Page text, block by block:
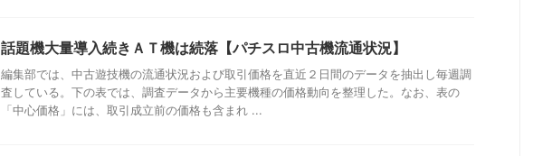
話題機大量導入続きＡＴ機は続落【パチスロ中古機流通状況】
編集部では、中古遊技機の流通状況および取引価格を直近２日間のデータを抽出し毎週調
査している。下の表では、調査データから主要機種の価格動向を整理した。なお、表の
「中心価格」には、取引成立前の価格も含まれ ...